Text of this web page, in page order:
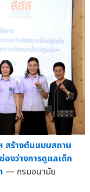
สร้างต้นแบบสถาน
งว่างการดูแลเด็ก
— กรมอนามัย